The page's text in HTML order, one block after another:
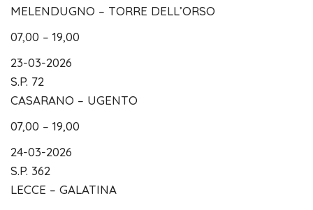
MELENDUGNO – TORRE DELL’ORSO
07,00 – 19,00
23-03-2026
S.P. 72
CASARANO – UGENTO
07,00 – 19,00
24-03-2026
S.P. 362
LECCE – GALATINA